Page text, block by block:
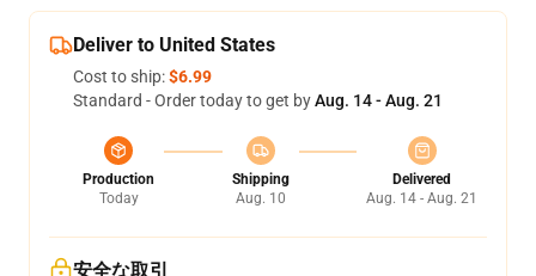
Deliver to United States
Cost to ship:$6.99
Standard - Order today to get byAug. 14 - Aug. 21
Production
Today
Shipping
Aug. 10
Delivered
Aug. 14 - Aug. 21
安全な取引